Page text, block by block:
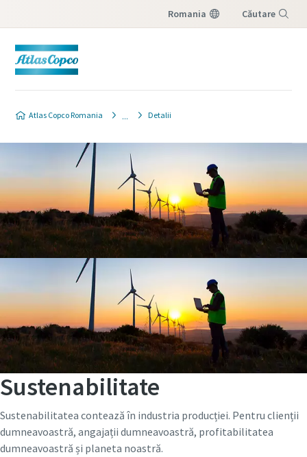
Romania Căutare
Atlas Copco Romania Detalii
Sustenabilitate
Sustenabilitatea contează în industria producției. Pentru clienții
dumneavoastră, angajații dumneavoastră, profitabilitatea
dumneavoastră și planeta noastră.